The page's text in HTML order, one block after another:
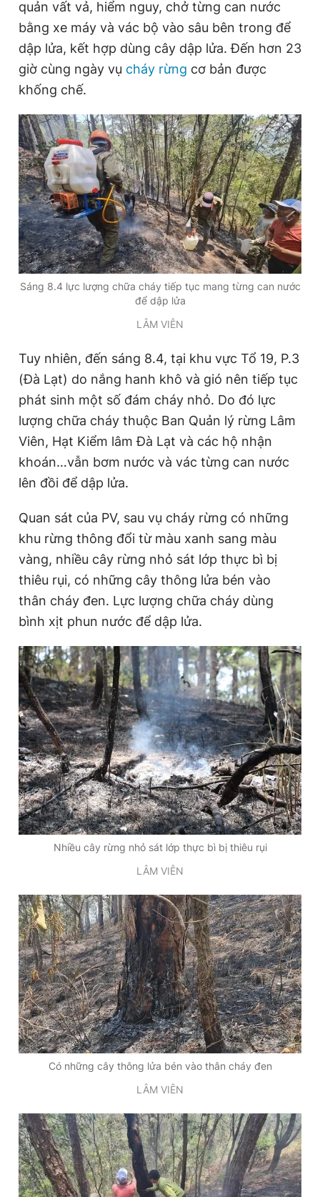
quản vất vả, hiểm nguy, chở từng can nước
bằng xe máy và vác bộ vào sâu bên trong để
dập lửa, kết hợp dùng cây dập lửa. Đến hơn 23
giờ cùng ngày vụ cháy rừng cơ bản được
khống chế.
Sáng 8.4 lực lượng chữa cháy tiếp tục mang từng can nước
để dập lửa
LÂM VIÊN
Tuy nhiên, đến sáng 8.4, tại khu vực Tổ 19, P.3
(Đà Lạt) do nắng hanh khô và gió nên tiếp tục
phát sinh một số đám cháy nhỏ. Do đó lực
lượng chữa cháy thuộc Ban Quản lý rừng Lâm
Viên, Hạt Kiểm lâm Đà Lạt và các hộ nhận
khoán…vẫn bơm nước và vác từng can nước
lên đồi để dập lửa.
Quan sát của PV, sau vụ cháy rừng có những
khu rừng thông đổi từ màu xanh sang màu
vàng, nhiều cây rừng nhỏ sát lớp thực bì bị
thiêu rụi, có những cây thông lửa bén vào
thân cháy đen. Lực lượng chữa cháy dùng
bình xịt phun nước để dập lửa.
Nhiều cây rừng nhỏ sát lớp thực bì bị thiêu rụi
LÂM VIÊN
Có những cây thông lửa bén vào thân cháy đen
LÂM VIÊN